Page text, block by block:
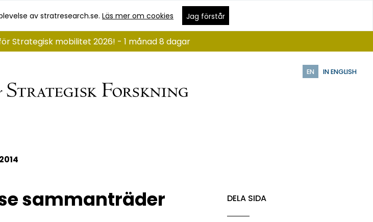
av stratresearch.se.Läs mer om cookies Jag förstår
EN IN ENGLISH
Strategisk mobilitet 2026! - 1 månad 8 dagar
sammanträder DELA SIDA